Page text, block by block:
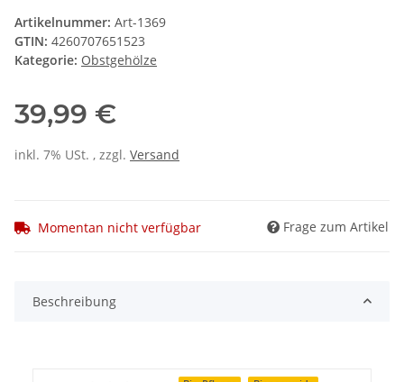
Artikelnummer: Art-1369
GTIN: 4260707651523
Kategorie: Obstgehölze
39,99 €
inkl. 7% USt. , zzgl. Versand
Momentan nicht verfügbar Frage zum Artikel
Beschreibung